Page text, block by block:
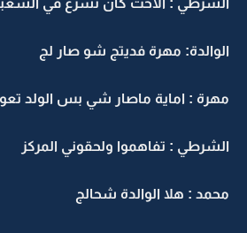
الشرطي : الاخت كان تسرع في
الوالدة: مهرة فديتج شو صار لج
مهرة : اماية ماصار شي بس الولد
الشرطي : تفاهموا ولحقوني المركز
محمد : هلا الوالدة شحالج